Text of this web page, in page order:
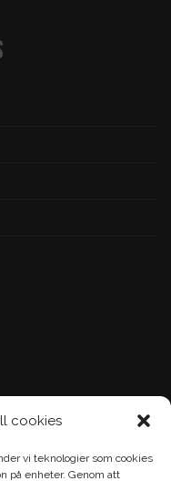
cookies
vi teknologier som cookies
på enheter. Genom att